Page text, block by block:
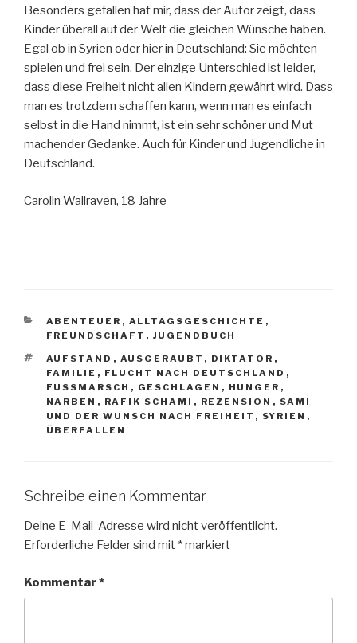
Besonders gefallen hat mir, dass der Autor zeigt, dass
Kinder überall auf der Welt die gleichen Wünsche haben.
Egal ob in Syrien oder hier in Deutschland: Sie möchten
spielen und frei sein. Der einzige Unterschied ist leider,
dass diese Freiheit nicht allen Kindern gewährt wird. Dass
man es trotzdem schaffen kann, wenn man es einfach
selbst in die Hand nimmt, ist ein sehr schöner und Mut
machender Gedanke. Auch für Kinder und Jugendliche in
Deutschland.
Carolin Wallraven, 18 Jahre
KATEGORIEN
ABENTEUER , ALLTAGSGESCHICHTE ,
FREUNDSCHAFT , JUGENDBUCH
SCHLAGWÖRTER
AUFSTAND , AUSGERAUBT , DIKTATOR ,
FAMILIE , FLUCHT NACH DEUTSCHLAND ,
FUSSMARSCH
, GESCHLAGEN , HUNGER ,
NARBEN , RAFIK SCHAMI , REZENSION , SAMI
UND DER WUNSCH NACH FREIHEIT , SYRIEN ,
ÜBERFALLEN
Schreibe einen Kommentar
Deine E-Mail-Adresse wird nicht veröffentlicht.
Erforderliche Felder sind mit *markiert
Kommentar*